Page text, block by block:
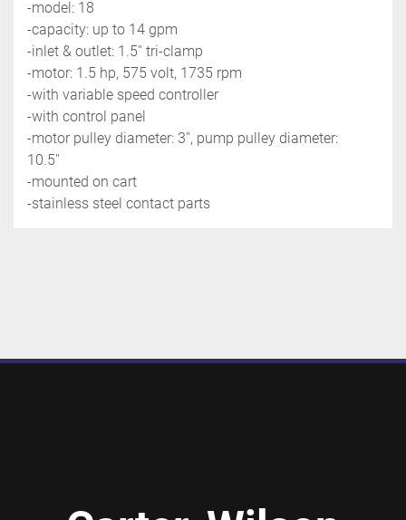
-model: 18
-capacity: up to 14 gpm
-inlet & outlet: 1.5'' tri-clamp
-motor: 1.5 hp, 575 volt, 1735 rpm
-with variable speed controller
-with control panel
-motor pulley diameter: 3'', pump pulley diameter:
10.5''
-mounted on cart
-stainless steel contact parts